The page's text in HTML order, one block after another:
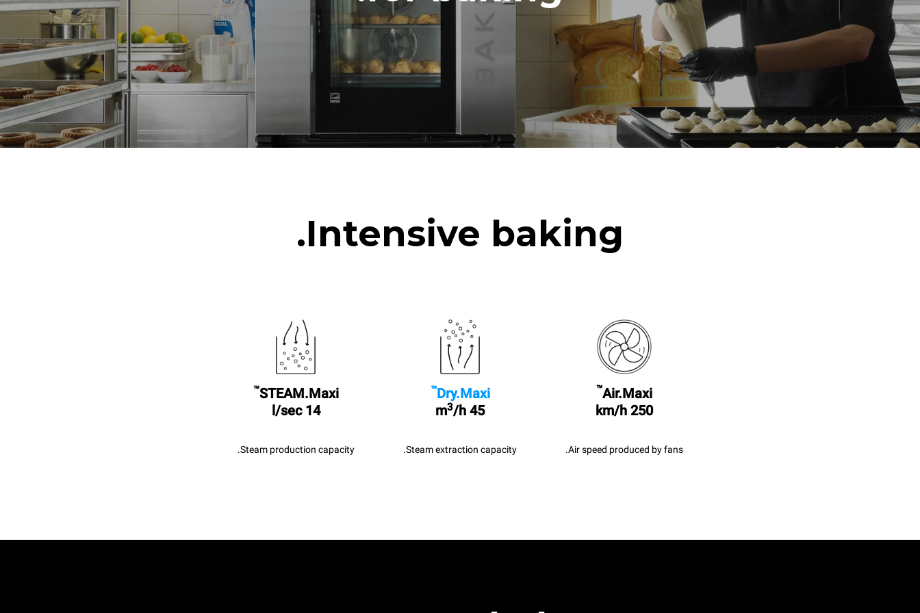
الاستهلاك بالكيلوواط ساعة وانبعاثات ثاني أكسيد
الكربون
الاستهلاك بالكيلوواط ساعة انبعاثات ثاني اكسيد الكربون
Estimate based on daily use of the oven (300
days/year):
19.3 كيلوواط ساعة/يوم
يشمل التقدير الانبعاثات المباشرة فقط
6 light loads of roast chickens (loaded at
1 full load of roast potatoes
2 hours in an empty oven at 180 °C
Estimated assuming the following weekly
washing programs (42 weeks/year):
1 long wash
1 medium wash
Intensive baking.
Air.Maxi
™
250 km/h
Air speed produced by fans.
Dry.Maxi
™
45 m
3/h
Steam extraction capacity.
STEAM.Maxi
™
14 l/sec
Steam production capacity.